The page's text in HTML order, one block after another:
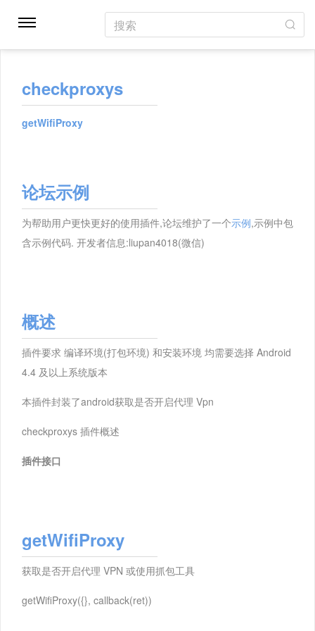
搜索
checkproxys
getWifiProxy
论坛示例
为帮助用户更快更好的使用插件,论坛维护了一个示例,示例中包
含示例代码. 开发者信息:liupan4018(微信)
概述
插件要求 编译环境(打包环境) 和安装环境 均需要选择 Android
4.4 及以上系统版本
本插件封装了android获取是否开启代理 Vpn
checkproxys 插件概述
插件接口
getWifiProxy
获取是否开启代理 VPN 或使用抓包工具
getWifiProxy({}, callback(ret))